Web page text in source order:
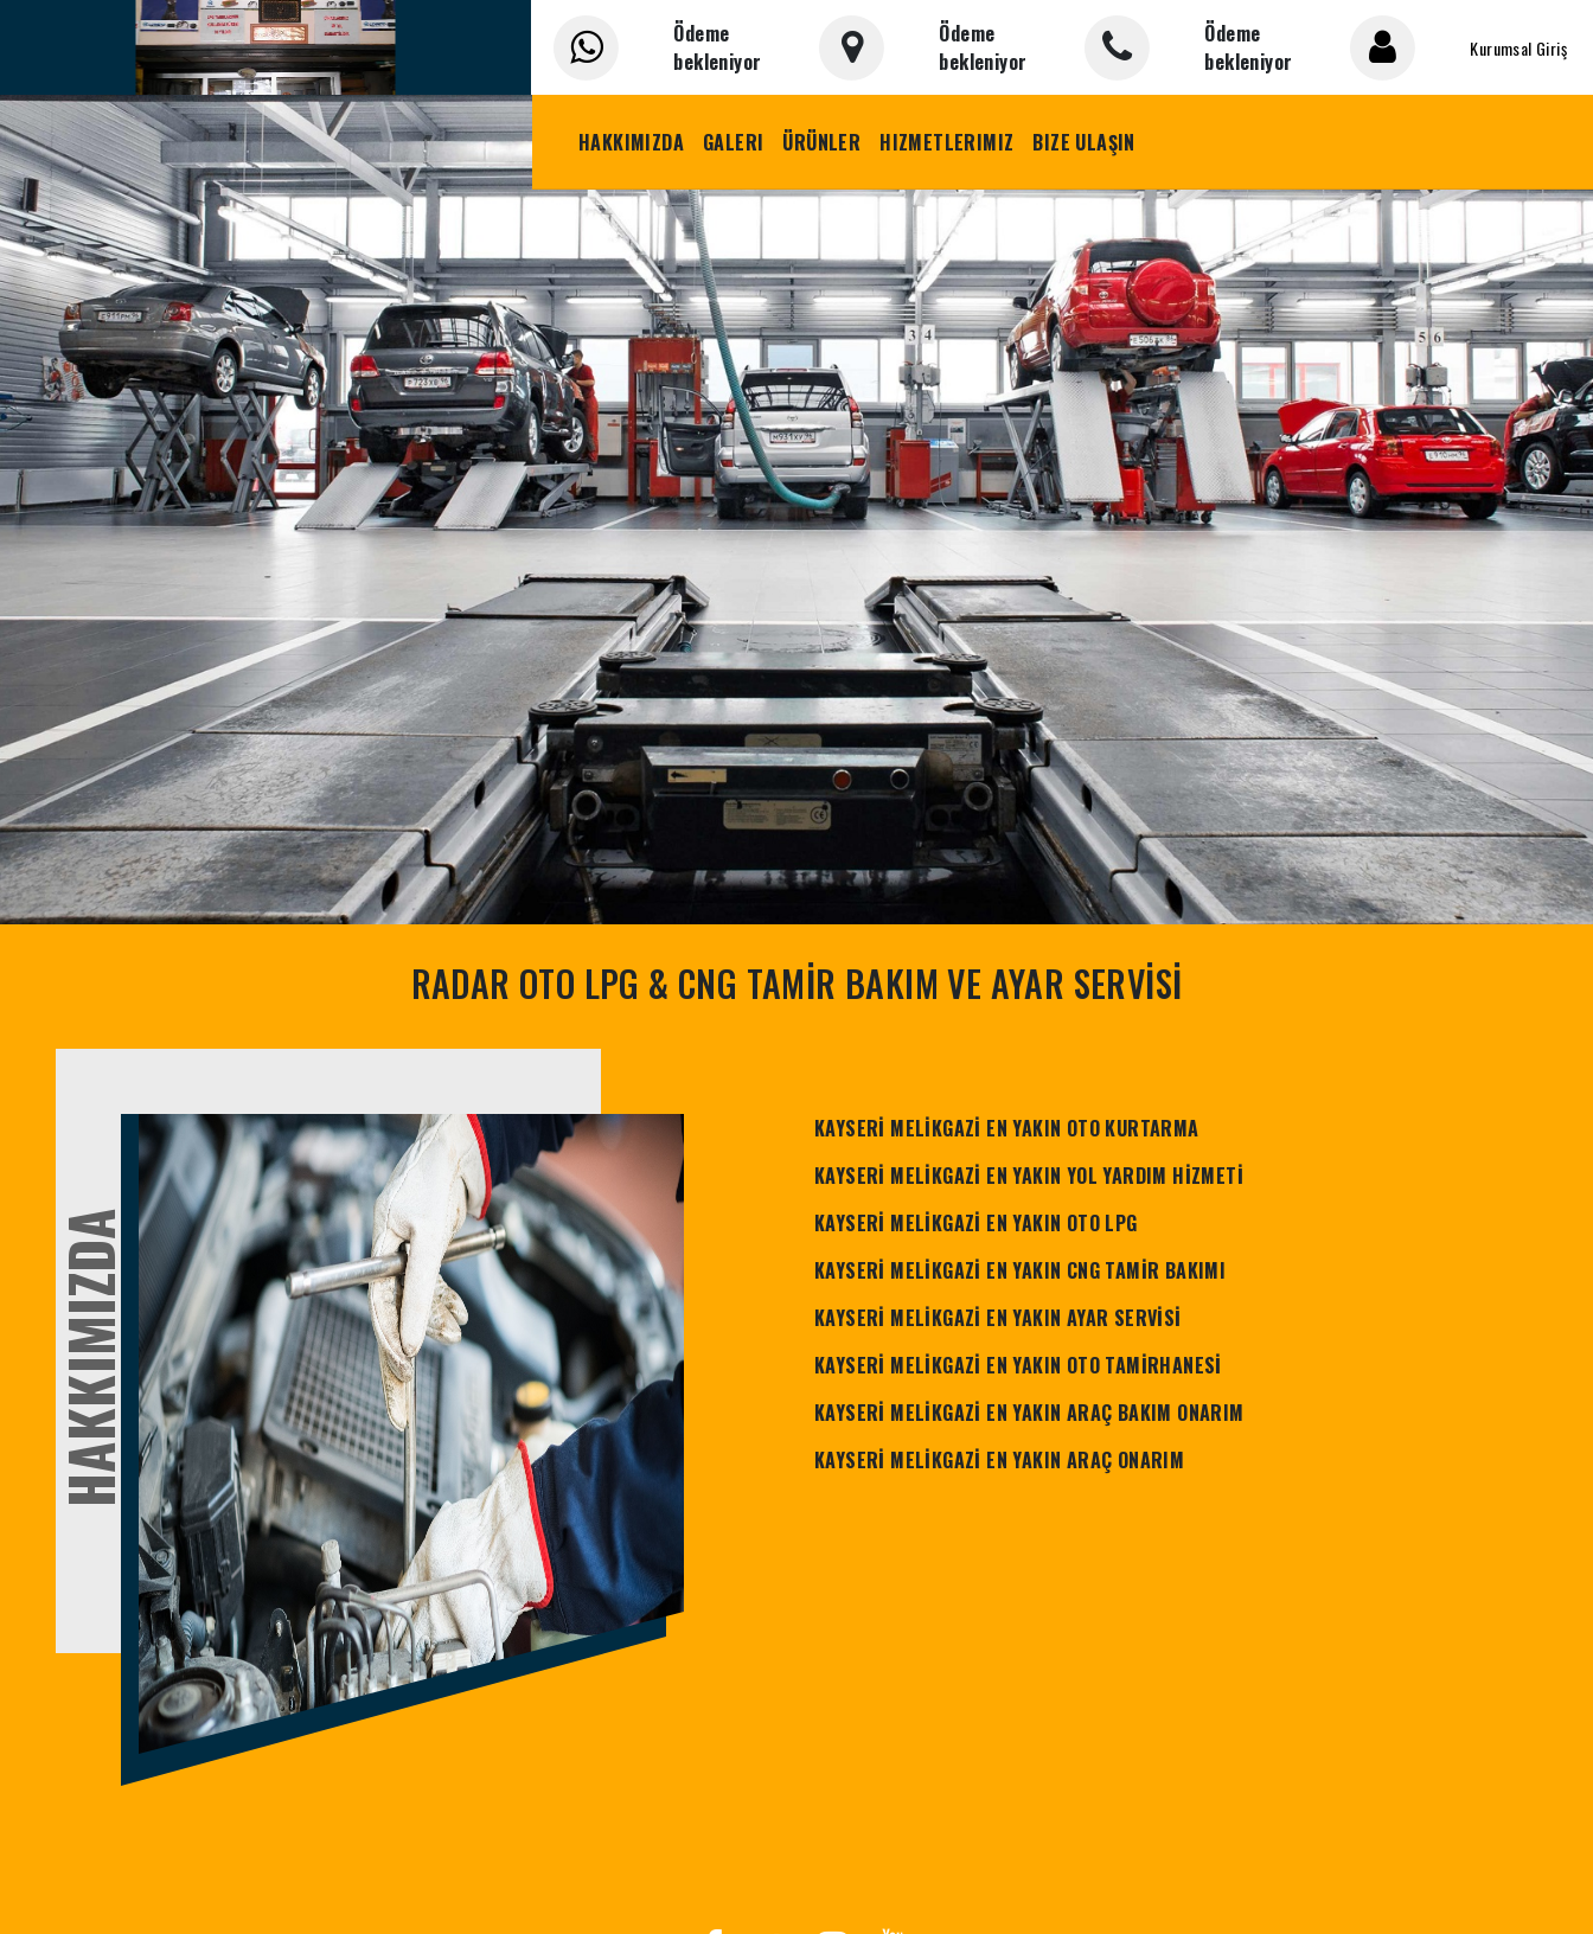
Ödeme
bekleniyor
Ödeme
bekleniyor
Ödeme
bekleniyor
Kurumsal Giriş
HAKKIMIZDA GALERI ÜRÜNLER HIZMETLERIMIZ BIZE ULAŞIN
RADAR OTO LPG & CNG TAMİR BAKIM VE AYAR SERVİSİ
HAKKIMIZDA
KAYSERİ MELİKGAZİ EN YAKIN OTO KURTARMA
KAYSERİ MELİKGAZİ EN YAKIN YOL YARDIM HİZMETİ
KAYSERİ MELİKGAZİ EN YAKIN OTO LPG
KAYSERİ MELİKGAZİ EN YAKIN CNG TAMİR BAKIMI
KAYSERİ MELİKGAZİ EN YAKIN AYAR SERVİSİ
KAYSERİ MELİKGAZİ EN YAKIN OTO TAMİRHANESİ
KAYSERİ MELİKGAZİ EN YAKIN ARAÇ BAKIM ONARIM
KAYSERİ MELİKGAZİ EN YAKIN ARAÇ ONARIM